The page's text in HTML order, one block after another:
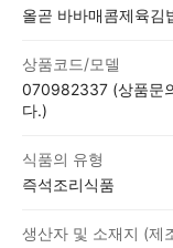
올곧 바바매콤제육김
상품코드/모델
070982337 (상품문
다.)
식품의 유형
즉석조리식품
생산자 및 소재지 (제